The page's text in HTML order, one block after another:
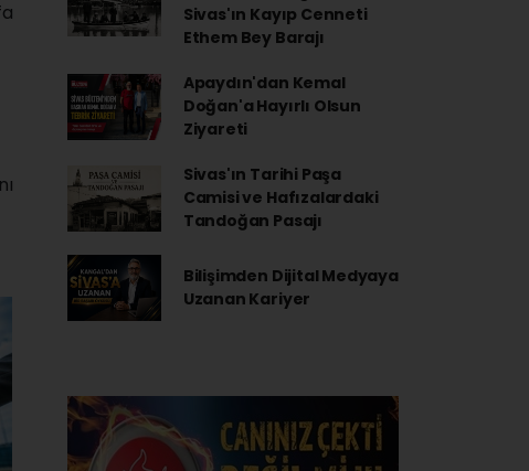
Sivas'ın Kayıp Cenneti
Ethem Bey Barajı
Apaydın'dan Kemal
Doğan'a Hayırlı Olsun
Ziyareti
Sivas'ın Tarihi Paşa
Camisi ve Hafızalardaki
Tandoğan Pasajı
Bilişimden Dijital Medyaya
Uzanan Kariyer